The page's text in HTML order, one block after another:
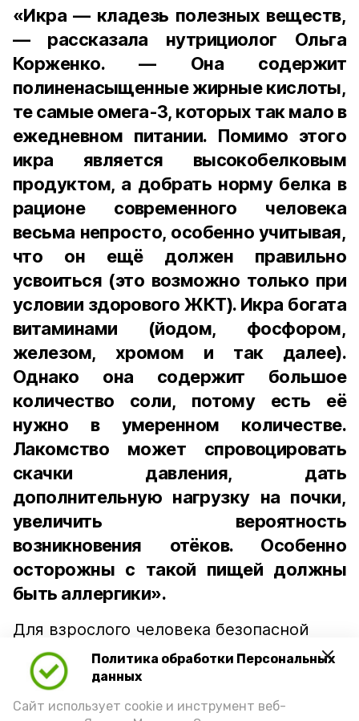
Политика обработки Персональных
данных
Сайт использует cookie и инструмент веб-
«Икра — кладезь полезных веществ,
— рассказала нутрициолог Ольга
Корженко. — Она содержит
полиненасыщенные жирные кислоты,
те самые омега-3, которых так мало в
ежедневном питании. Помимо этого
икра является высокобелковым
продуктом, а добрать норму белка в
рационе современного человека
весьма непросто, особенно учитывая,
что он ещё должен правильно
усвоиться (это возможно только при
условии здорового ЖКТ). Икра богата
витаминами (йодом, фосфором,
железом, хромом и так далее).
Однако она содержит большое
количество соли, потому есть её
нужно в умеренном количестве.
Лакомство может спровоцировать
скачки давления, дать
дополнительную нагрузку на почки,
увеличить вероятность
возникновения отёков. Особенно
осторожны с такой пищей должны
быть аллергики».
Для взрослого человека безопасной
порцией икры считается 30-50 граммов
(2-3 ложки). При этом следует обратить
внимание на хлеб, с которым она